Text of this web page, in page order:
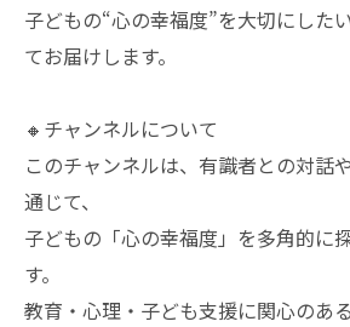
子どもの“心の幸福度”を大切にした
てお届けします。
🔸チャンネルについて
このチャンネルは、有識者との対話
通じて、
子どもの「心の幸福度」を多角的に
す。
教育・心理・子ども支援に関心のあ